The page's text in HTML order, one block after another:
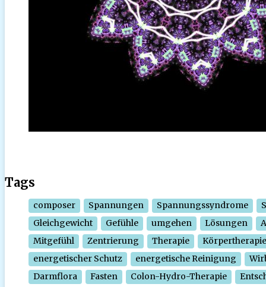
Tags
composer Spannungen Spannungssyndrome
Gleichgewicht
Gefühle umgehen Lösungen
Mitgefühl
Zentrierung Therapie
Körpertherapie
energetischer Schutz
energetische Reinigung
Darmflora
Fasten Colon-Hydro-Therapie